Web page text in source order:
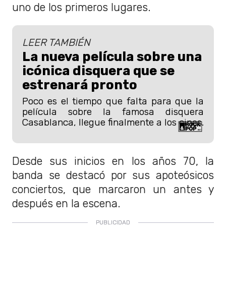
uno de los primeros lugares.
LEER TAMBIÉN
La nueva película sobre una
icónica disquera que se
estrenará pronto
Poco es el tiempo que falta para que la
película sobre la famosa disquera
Casablanca, llegue finalmente a los cines.
Desde sus inicios en los años 70, la
banda se destacó por sus apoteósicos
conciertos, que marcaron un antes y
después en la escena.